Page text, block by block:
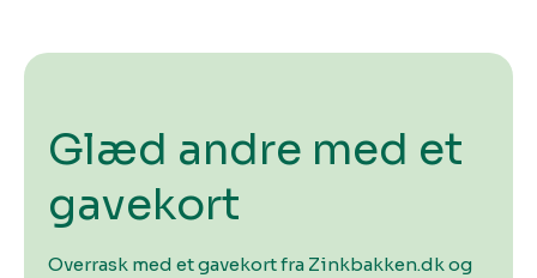
Glæd andre med et
gavekort
Overrask med et gavekort fra Zinkbakken.dk og